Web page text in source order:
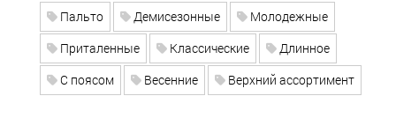
Пальто Демисезонные
Молодежные
Приталенные
Классические
Длинное
С поясом
Весенние Верхний ассортимент